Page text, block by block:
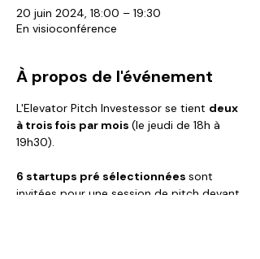
20 juin 2024, 18:00 – 19:30
En visioconférence
À propos de l'événement
L'Elevator Pitch Investessor se tient deux
à trois fois par mois (le jeudi de 18h à
19h30).
6 startups pré sélectionnées sont
invitées pour une session de pitch devant